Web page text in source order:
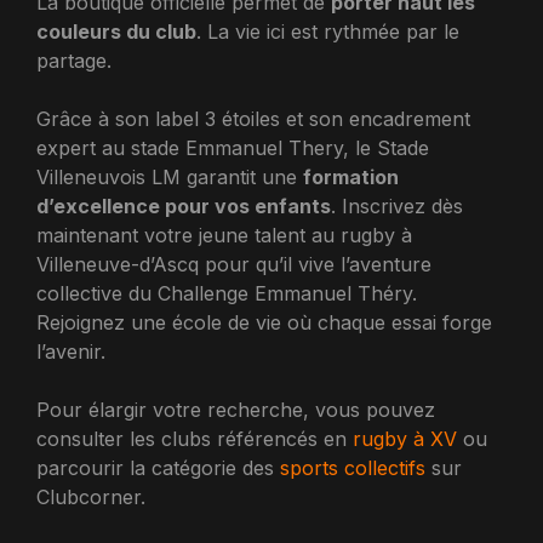
couleurs du club. La vie ici est rythmée par le
partage.
Grâce à son label 3 étoiles et son encadrement
expert au stade Emmanuel Thery, le Stade
Villeneuvois LM garantit une formation
d’excellence pour vos enfants. Inscrivez dès
maintenant votre jeune talent au rugby à
Villeneuve-d’Ascq pour qu’il vive l’aventure
collective du Challenge Emmanuel Théry.
Rejoignez une école de vie où chaque essai forge
l’avenir.
Pour élargir votre recherche, vous pouvez
consulter les clubs référencés en rugby à XV ou
parcourir la catégorie des sports collectifs sur
Clubcorner.